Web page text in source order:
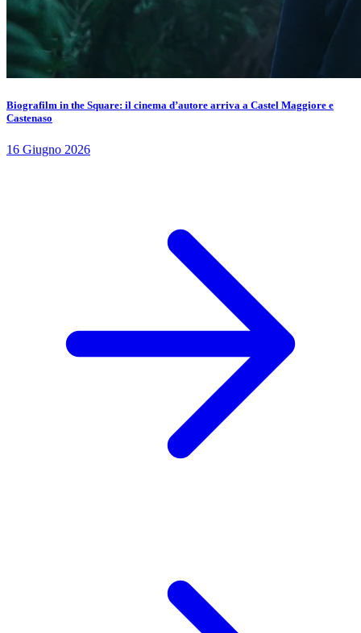
Biografilm in the Square: il cinema d’autore arriva a Castel Maggiore e
Castenaso
16 Giugno 2026